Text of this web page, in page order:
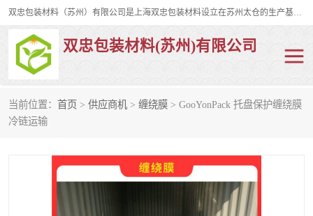
双忠包装材料（苏州）有限公司是上海双忠包装材料设立在苏州太仓的生产基地，占地约2万平米，产品主要有打孔缠绕膜，拉伸蜂窝纸，集装箱充气袋，滑托板，打包带，裹包网兜，防滑纸等箱体和托盘的运输和保护性包材。固永包材®，GooYon Pack®，是我们保护性包装材料的专属品牌。
双忠包装材料(苏州)有限公司
当前位置： 首页 > 供应商机 > 缠绕膜 > GooYonPack 托盘保护缠绕膜
冷链运输
打孔缠绕膜
裹包网兜 纤维打包带
充气袋